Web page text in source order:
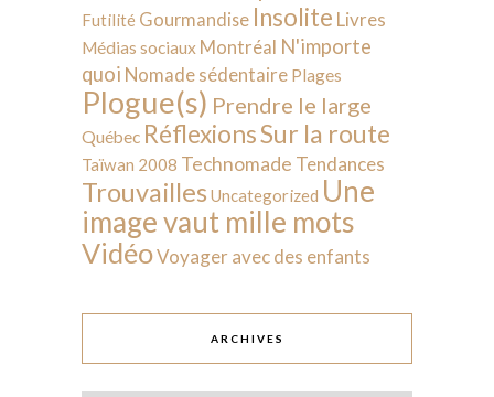
Futilité Gourmandise Insolite Livres
Médias sociaux Montréal N'importe
quoi Nomade sédentaire Plages
Plogue(s) Prendre le large
Québec RéflexionsSur la route
Taïwan 2008 Technomade Tendances
Trouvailles Uncategorized Une
image vaut mille mots
VidéoVoyager avec des enfants
ARCHIVES